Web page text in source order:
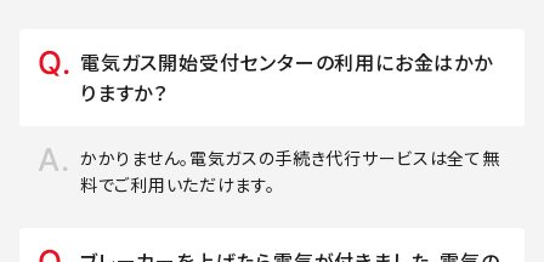
電気ガス開始受付センターの利用にお金はかか
りますか？
かかりません。電気ガスの手続き代行サービスは全て無
料でご利用いただけます。